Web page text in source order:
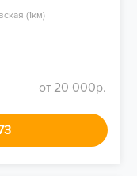
(1км)
от 20 000р.